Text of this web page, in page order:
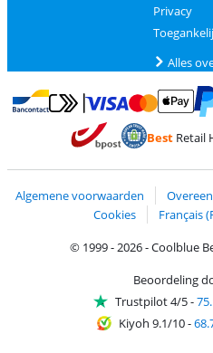
Privacy
Alles
Betalen met Bancontact
Betalen met MasterCard en
BestRetail
Algemene voorwaarden
Cookies
Français
© 1999 - 2026 - Coolblue
Beoordeling
Trustpilot 4/5-
Kiyoh 9.1/10-